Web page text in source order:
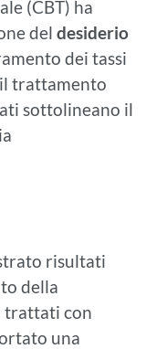
(CBT) ha
del desiderio
dei tassi
trattamento
sottolineano il
risultati
della
trattati con
una